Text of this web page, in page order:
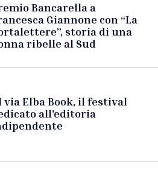
Bancarella a
Giannone con “La
storia di una
ribelle al Sud
via Elba Book, il festival
all’editoria